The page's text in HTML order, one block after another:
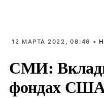
12 МАРТА 2022, 08:46 •
СМИ:
фондах